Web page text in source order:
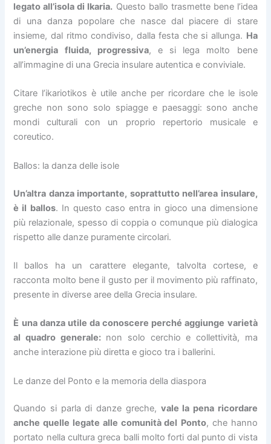
legato all’isola di Ikaria. Questo ballo trasmette bene l’idea
di una danza popolare che nasce dal piacere di stare
insieme, dal ritmo condiviso, dalla festa che si allunga. Ha
un’energia fluida, progressiva, e si lega molto bene
all’immagine di una Grecia insulare autentica e conviviale.
Citare l’ikariotikos è utile anche per ricordare che le isole
greche non sono solo spiagge e paesaggi: sono anche
mondi culturali con un proprio repertorio musicale e
coreutico.
Ballos: la danza delle isole
Un’altra danza importante, soprattutto nell’area insulare,
è il ballos. In questo caso entra in gioco una dimensione
più relazionale, spesso di coppia o comunque più dialogica
rispetto alle danze puramente circolari.
Il ballos ha un carattere elegante, talvolta cortese, e
racconta molto bene il gusto per il movimento più raffinato,
presente in diverse aree della Grecia insulare.
È una danza utile da conoscere perché aggiunge varietà
al quadro generale:non solo cerchio e collettività, ma
anche interazione più diretta e gioco tra i ballerini.
Le danze del Ponto e la memoria della diaspora
Quando si parla di danze greche, vale la pena ricordare
anche quelle legate alle comunità del Ponto, che hanno
portato nella cultura greca balli molto forti dal punto di vista